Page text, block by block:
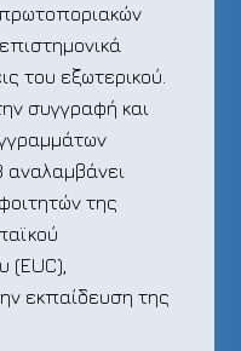
του εξωτερικού.
συγγραφή και
της
(EUC),
εκπαίδευση της